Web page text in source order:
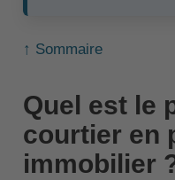
↑ Sommaire
Quel est le
courtier en
immobilier